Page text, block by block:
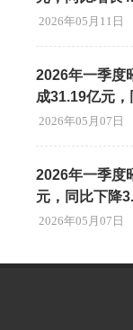
2026年05月11日
2026年一季度
成31.19亿元
2026年05月07日
2026年一季度
元，同比下降
2026年05月07日